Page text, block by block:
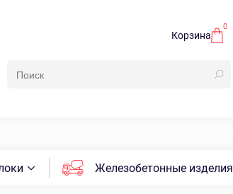
Корзина
0
Железобетонные изделия